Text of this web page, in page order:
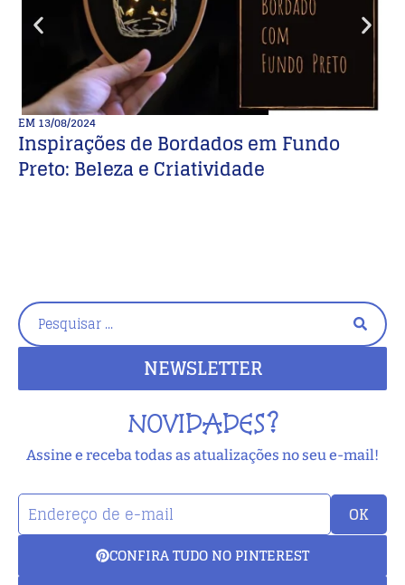
EM13/08/2024
Inspirações de Bordados em Fundo
Preto: Beleza e Criatividade
NEWSLETTER
NOVIDADES?
Assine e receba todas as atualizações no seu e-mail!
OK
CONFIRA TUDO NO PINTEREST